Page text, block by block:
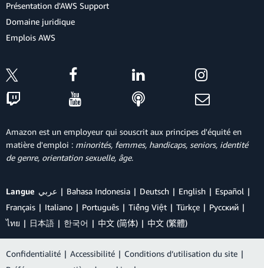
Présentation d'AWS Support
Domaine juridique
Emplois AWS
Amazon est un employeur qui souscrit aux principes d'équité en
matière d'emploi : minorités, femmes, handicaps, seniors, identité
de genre, orientation sexuelle, âge.
Langue عربي Bahasa Indonesia Deutsch English
Español
Français
Italiano Português Tiếng Việt Türkçe
Ρусский
ไทย
日本語 한국어 中文 (简体) 中文 (繁體)
Confidentialité | Accessibilité | Conditions d’utilisation du site |